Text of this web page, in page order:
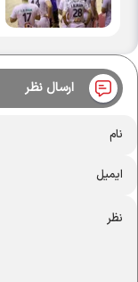
ارسال نظر